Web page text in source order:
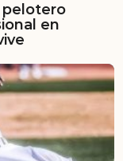
pelotero
en